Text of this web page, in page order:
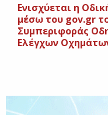
Ενισχύεται η
μέσω του gov.gr
Συμπεριφοράς
Ελέγχων